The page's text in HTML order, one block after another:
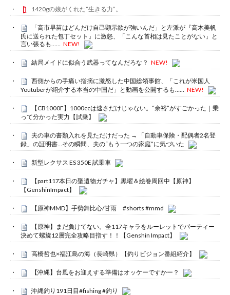
1420gの娘がくれた“生きる力”。
「高市早苗はどんだけ自己顕示欲が強いんだ」と左派が『高木美帆
氏に送られた包丁セット』に激怒、「こんな首相は見たことがない」と
言い張るも…… NEW!
結局メイドに似合う武器ってなんだろな？ NEW!
西側からの手痛い指摘に激怒した中国総領事館、「これが米国人
Youtuberが紹介する本当の中国だ」と動画を公開するも…… NEW!
【CB1000F】1000ccは速さだけじゃない。“余裕”がすごかった｜乗
って分かった実力【試乗】
夫の車の書類入れを見ただけだった → 「自動車保険・配偶者2名登
録」の証明書…その瞬間、夫の“もう一つの家庭”に気づいた
新型レクサス ES 350E 試乗車
【part117本日の聖遺物ガチャ】黒曜＆絵巻周回中【原神】
【GenshinImpact】
【原神MMD】手势舞比心/甘雨 #shorts #mmd
【原神】まだ負けてない。全117キャラをルーレットでパーティー
決めて螺旋12層完全攻略目指す！！【Genshin Impact】
高橋哲也×福江島の海（長崎県）【釣りビジョン番組紹介】
【沖縄】台風をお迎えする準備はオッケーですかー？
沖縄釣り191日目#fishing #釣り